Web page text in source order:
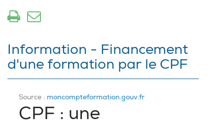
Information - Financement
d'une formation par le CPF
Source : moncompteformation.gouv.fr
CPF : une